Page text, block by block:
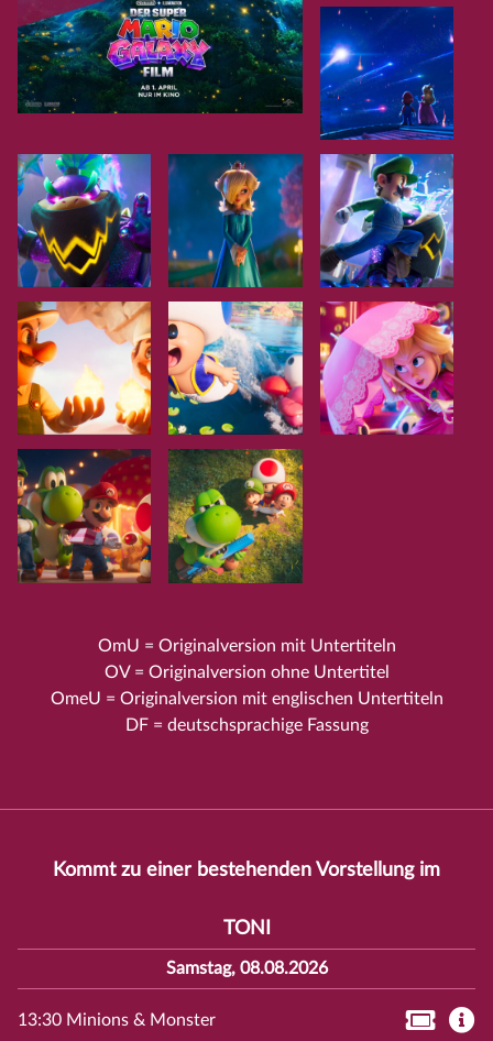
OmU = Originalversion mit Untertiteln
OV = Originalversion ohne Untertitel
OmeU = Originalversion mit englischen Untertiteln
DF = deutschsprachige Fassung
Kommt zu einer bestehenden Vorstellung im
TONI
Samstag, 08.08.2026
13:30 Minions & Monster